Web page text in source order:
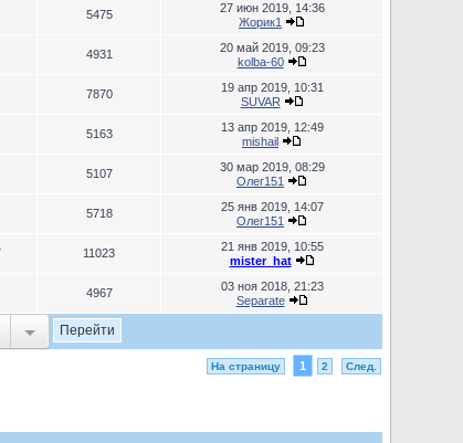
5475
27 июн 2019, 14:36
Жорик1
4931
20 май 2019, 09:23
kolba-60
7870
19 апр 2019, 10:31
SUVAR
5163
13 апр 2019, 12:49
mishail
5107
30 мар 2019, 08:29
Олег151
5718
25 янв 2019, 14:07
Олег151
11023
21 янв 2019, 10:55
mister_hat
4967
03 ноя 2018, 21:23
Separate
На страницу 1 2 След.